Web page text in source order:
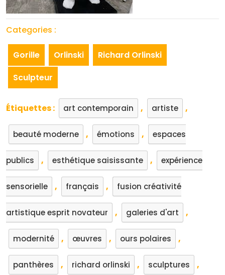
Categories :
Gorille Orlinski
Richard Orlinski
Sculpteur
Étiquettes : art contemporain , artiste ,
beauté moderne , émotions , espaces
publics , esthétique saisissante , expérience
sensorielle , français , fusion créativité
artistique esprit novateur , galeries d'art ,
modernité , œuvres , ours polaires ,
panthères , richard orlinski , sculptures ,